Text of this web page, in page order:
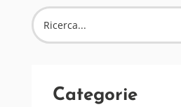
Categorie